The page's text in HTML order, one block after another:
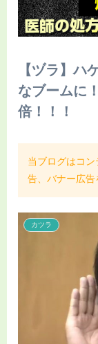
【ヅラ】ハ
なブームに
倍！！！
当ブログはコ
告、バナー広告
カツラ